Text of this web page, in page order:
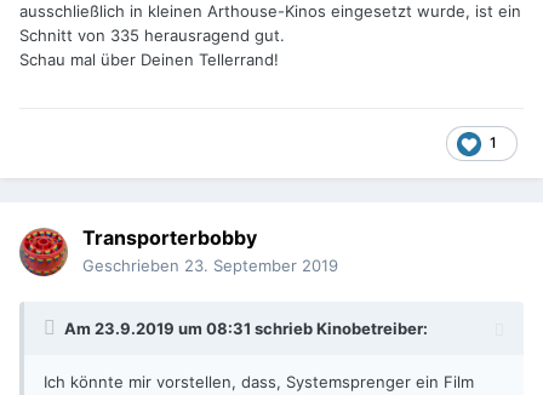
ausschließlich in kleinen Arthouse-Kinos eingesetzt wurde, ist ein
Schnitt von 335 herausragend gut.
Schau mal über Deinen Tellerrand!
1
Transporterbobby
Geschrieben 23. September 2019
Am 23.9.2019 um 08:31 schriebKinobetreiber:
Ich könnte mir vorstellen, dass, Systemsprenger ein Film